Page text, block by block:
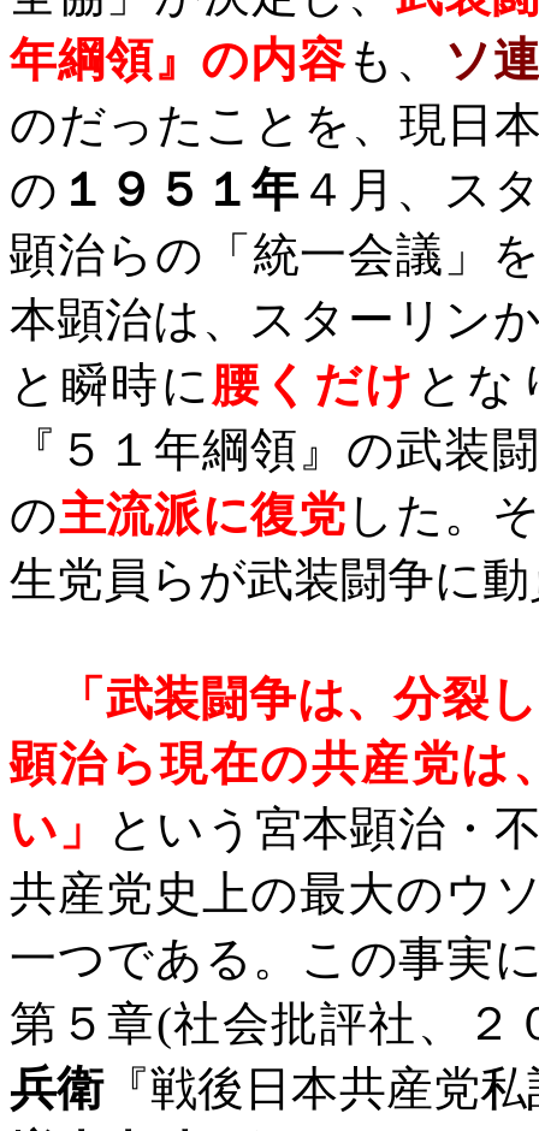
年綱領』の内容も、 ソ
のだったことを、現日
の １９５１年 ４月、ス
顕治らの「統一会議」
本顕治は、スターリン
と瞬時に腰くだけ とな
『５１年綱領』の武装
の主流派に復党 した。
生党員らが武装闘争に
「武装闘争は、分裂
顕治ら現在の共産党は
い」
という宮本顕治・
共産党史上の最大のウ
一つである。この事実
第５章(社会批評社、２
兵衛『戦後日本共産党私